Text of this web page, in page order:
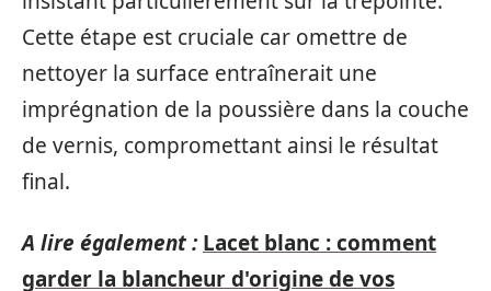
Cette étape est cruciale car omettre de
nettoyer la surface entraînerait une
imprégnation de la poussière dans la couche
de vernis, compromettant ainsi le résultat
final.
A lire également : Lacet blanc : comment
garder la blancheur d'origine de vos